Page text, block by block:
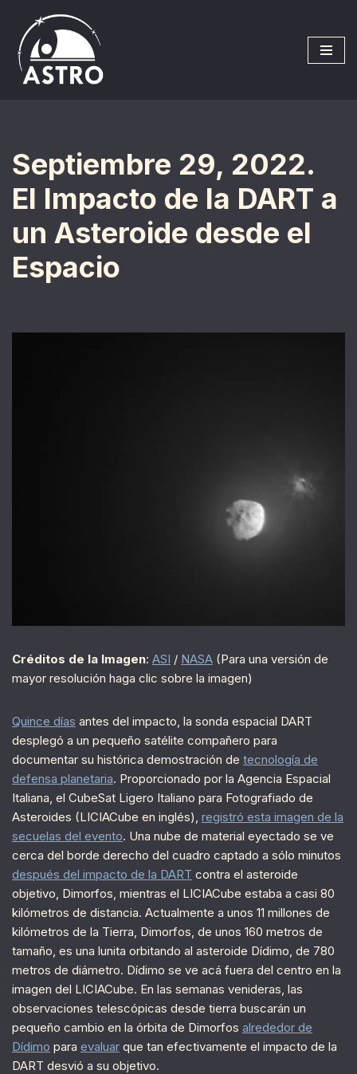
Saltar
al
contenido
Septiembre 29, 2022.
El Impacto de la DART a
un Asteroide desde el
Espacio
Créditos de la Imagen: ASI / NASA (Para una versión de
mayor resolución haga clic sobre la imagen)
Quince días antes del impacto, la sonda espacial DART
desplegó a un pequeño satélite compañero para
documentar su histórica demostración de tecnología de
defensa planetaria. Proporcionado por la Agencia Espacial
Italiana, el CubeSat Ligero Italiano para Fotografiado de
Asteroides (LICIACube en inglés), registró esta imagen de la
secuelas del evento. Una nube de material eyectado se ve
cerca del borde derecho del cuadro captado a sólo minutos
después del impacto de la DART contra el asteroide
objetivo, Dimorfos, mientras el LICIACube estaba a casi 80
kilómetros de distancia. Actualmente a unos 11 millones de
kilómetros de la Tierra, Dimorfos, de unos 160 metros de
tamaño, es una lunita orbitando al asteroide Dídimo, de 780
metros de diámetro. Dídimo se ve acá fuera del centro en la
imagen del LICIACube. En las semanas venideras, las
observaciones telescópicas desde tierra buscarán un
pequeño cambio en la órbita de Dimorfos alrededor de
Dídimo para evaluar que tan efectivamente el impacto de la
DART desvió a su objetivo.